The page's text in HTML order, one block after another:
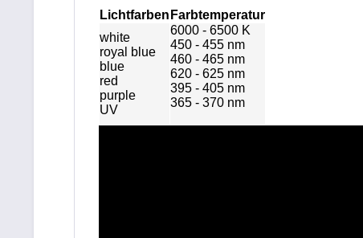
Lichtfarben Farbtemperatur
white
royal blue
blue
red
purple
UV
6000 - 6500 K
450 - 455 nm
460 - 465 nm
620 - 625 nm
395 - 405 nm
365 - 370 nm